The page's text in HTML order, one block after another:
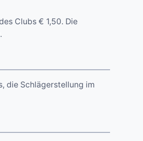
Clubs € 1,50. Die
die Schlägerstellung im